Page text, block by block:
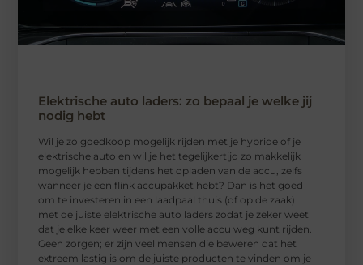
Elektrische auto laders: zo bepaal je welke jij
nodig hebt
Wil je zo goedkoop mogelijk rijden met je hybride of je
elektrische auto en wil je het tegelijkertijd zo makkelijk
mogelijk hebben tijdens het opladen van de accu, zelfs
wanneer je een flink accupakket hebt? Dan is het goed
om te investeren in een laadpaal thuis (of op de zaak)
met de juiste elektrische auto laders zodat je zeker weet
dat je elke keer weer met een volle accu weg kunt rijden.
Geen zorgen; er zijn veel mensen die beweren dat het
extreem lastig is om de juiste producten te vinden om je